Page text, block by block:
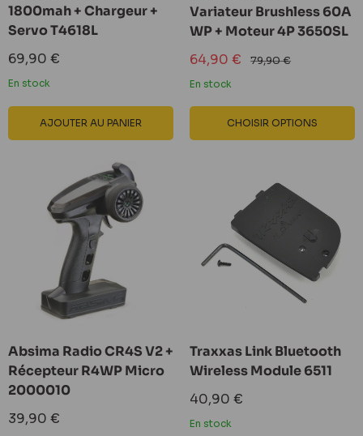
1800mah + Chargeur +
Servo T4618L
Prix
réduit
69,90 €
En stock
AJOUTER AU PANIER
Variateur Brushless 60A
WP + Moteur 4P 3650SL
Prix
réduit
64,90 € Prix
normal
79,90 €
En stock
CHOISIR OPTIONS
Absima Radio CR4S V2 +
Récepteur R4WP Micro
2000010
Prix
réduit
39,90 €
Traxxas Link Bluetooth
Wireless Module 6511
Prix
réduit
40,90 €
En stock